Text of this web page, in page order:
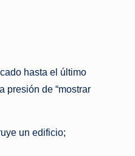
hasta el último
presión de “mostrar
un edificio;